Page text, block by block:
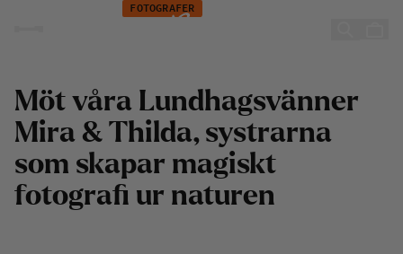
Mira & Thilda BerglindFOTOGRAFER
Möt våra Lundhagsvänner
Mira & Thilda, systrarna
som skapar magiskt
fotografi ur naturen